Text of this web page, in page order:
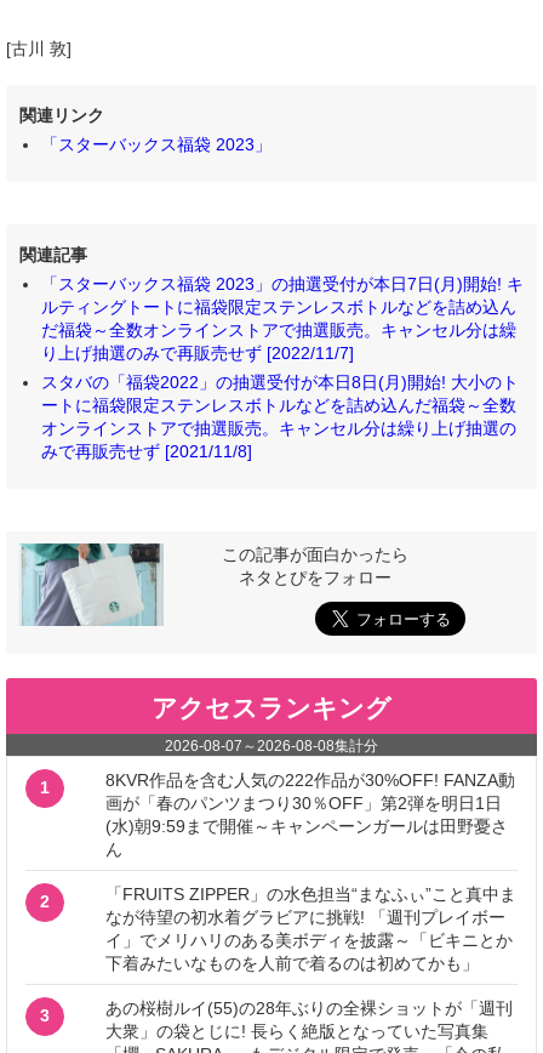
[古川 敦]
関連リンク
「スターバックス福袋 2023」
関連記事
「スターバックス福袋 2023」の抽選受付が本日7日(月)開始! キ
ルティングトートに福袋限定ステンレスボトルなどを詰め込ん
だ福袋～全数オンラインストアで抽選販売。キャンセル分は繰
り上げ抽選のみで再販売せず [2022/11/7]
スタバの「福袋2022」の抽選受付が本日8日(月)開始! 大小のト
ートに福袋限定ステンレスボトルなどを詰め込んだ福袋～全数
オンラインストアで抽選販売。キャンセル分は繰り上げ抽選の
みで再販売せず [2021/11/8]
この記事が面白かったら
ネタとぴをフォロー
アクセスランキング
2026-08-07 ～2026-08-08集計分
1
8KVR作品を含む人気の222作品が30%OFF! FANZA動
画が「春のパンツまつり30％OFF」第2弾を明日1日
(水)朝9:59まで開催～キャンペーンガールは田野憂さ
ん
2
「FRUITS ZIPPER」の水色担当“まなふぃ”こと真中ま
なが待望の初水着グラビアに挑戦! 「週刊プレイボー
イ」でメリハリのある美ボディを披露～「ビキニとか
下着みたいなものを人前で着るのは初めてかも」
3
あの桜樹ルイ(55)の28年ぶりの全裸ショットが「週刊
大衆」の袋とじに! 長らく絶版となっていた写真集